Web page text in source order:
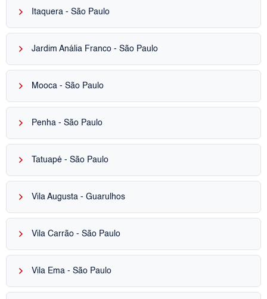
keyboard_arrow_right Itaquera - São Paulo
keyboard_arrow_right Jardim Anália Franco - São Paulo
keyboard_arrow_right Mooca - São Paulo
keyboard_arrow_right Penha - São Paulo
keyboard_arrow_right Tatuapé - São Paulo
keyboard_arrow_right Vila Augusta - Guarulhos
keyboard_arrow_right Vila Carrão - São Paulo
keyboard_arrow_right Vila Ema - São Paulo